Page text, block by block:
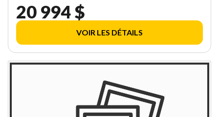
20 994 $
VOIR LES DÉTAILS